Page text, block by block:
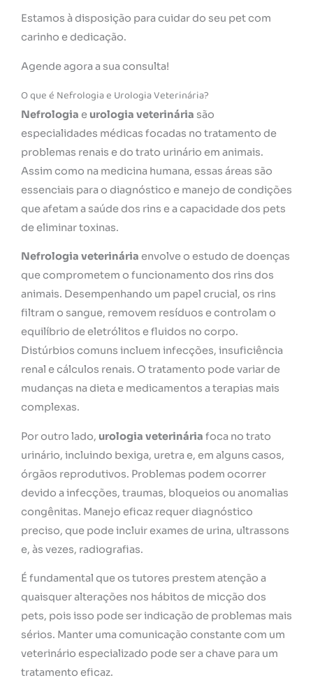
Estamos à disposição para cuidar do seu pet com
carinho e dedicação.
Agende agora a sua consulta!
O que é Nefrologia e Urologia Veterinária?
Nefrologia e urologia veterinária são
especialidades médicas focadas no tratamento de
problemas renais e do trato urinário em animais.
Assim como na medicina humana, essas áreas são
essenciais para o diagnóstico e manejo de condições
que afetam a saúde dos rins e a capacidade dos pets
de eliminar toxinas.
Nefrologia veterinária envolve o estudo de doenças
que comprometem o funcionamento dos rins dos
animais. Desempenhando um papel crucial, os rins
filtram o sangue, removem resíduos e controlam o
equilíbrio de eletrólitos e fluidos no corpo.
Distúrbios comuns incluem infecções, insuficiência
renal e cálculos renais. O tratamento pode variar de
mudanças na dieta e medicamentos a terapias mais
complexas.
Por outro lado, urologia veterinária foca no trato
urinário, incluindo bexiga, uretra e, em alguns casos,
órgãos reprodutivos. Problemas podem ocorrer
devido a infecções, traumas, bloqueios ou anomalias
congênitas. Manejo eficaz requer diagnóstico
preciso, que pode incluir exames de urina, ultrassons
e, às vezes, radiografias.
É fundamental que os tutores prestem atenção a
quaisquer alterações nos hábitos de micção dos
pets, pois isso pode ser indicação de problemas mais
sérios. Manter uma comunicação constante com um
veterinário especializado pode ser a chave para um
tratamento eficaz.